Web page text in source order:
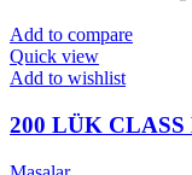
Add to compare
Quick view
Add to wishlist
200 LÜK